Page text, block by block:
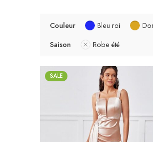
Couleur Bleu roi
Saison
Robe été
SALE